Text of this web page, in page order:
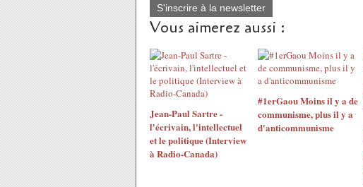
S'inscrire à la newsletter
Vous aimerez aussi :
Jean-Paul Sartre -
l'écrivain, l'intellectuel
et le politique (Interview
à Radio-Canada)
#1erGaou Moins il y a de
communisme, plus il y a
d'anticommunisme